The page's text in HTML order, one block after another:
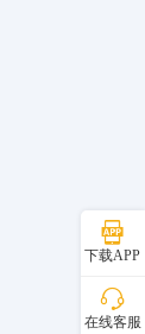
下载APP
在线客服